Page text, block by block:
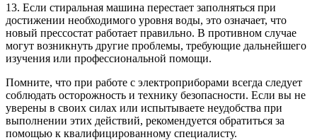
13. Если стиральная машина перестает заполняться при
достижении необходимого уровня воды, это означает, что
новый прессостат работает правильно. В противном случае
могут возникнуть другие проблемы, требующие дальнейшего
изучения или профессиональной помощи.
Помните, что при работе с электроприборами всегда следует
соблюдать осторожность и технику безопасности. Если вы не
уверены в своих силах или испытываете неудобства при
выполнении этих действий, рекомендуется обратиться за
помощью к квалифицированному специалисту.